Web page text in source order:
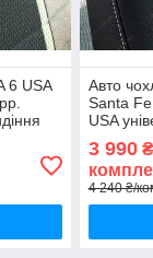
6 USA
Авто
Santa
USA
Фе 2006-
3 990
4 240 ₴/